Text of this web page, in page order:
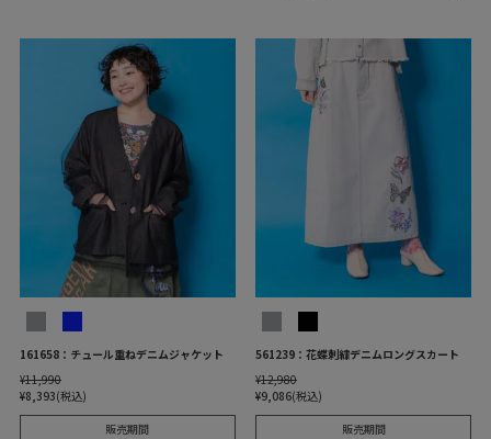
161658：チュール重ねデニムジャケット
¥11,990
¥8,393 税込
販売期間
561239：花蝶刺繍デニムロングスカート
¥12,980
¥9,086 税込
販売期間